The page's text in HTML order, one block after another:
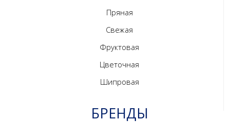
Пряная
Свежая
Фруктовая
Цветочная
Шипровая
БРЕНДЫ